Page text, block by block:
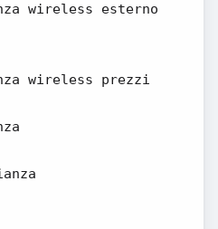
wireless esterno
wireless prezzi